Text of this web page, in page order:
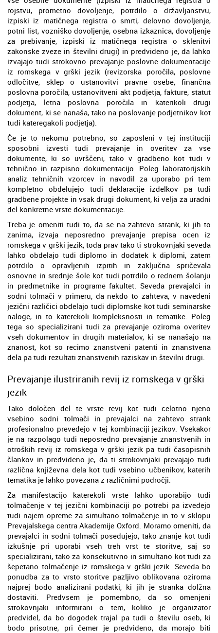
rojstvu, prometno dovoljenje, potrdilo o državljanstvu,
izpiski iz matičnega registra o smrti, delovno dovoljenje,
potni list, vozniško dovoljenje, osebna izkaznica, dovoljenje
za prebivanje, izpiski iz matičnega registra o sklenitvi
zakonske zveze in številni drugi) in predvideno je, da lahko
izvajajo tudi strokovno prevajanje poslovne dokumentacije
iz romskega v grški jezik (revizorska poročila, poslovne
odločitve, sklep o ustanovitvi pravne osebe, finančna
poslovna poročila, ustanovitveni akt podjetja, fakture, statut
podjetja, letna poslovna poročila in katerikoli drugi
dokument, ki se nanaša, tako na poslovanje podjetnikov kot
tudi kateregakoli podjetja).
Če je to nekomu potrebno, so zaposleni v tej instituciji
sposobni izvesti tudi prevajanje in overitev za vse
dokumente, ki so uvrščeni, tako v gradbeno kot tudi v
tehnično in razpisno dokumentacijo. Poleg laboratorijskih
analiz tehničnih vzorcev in navodil za uporabo pri tem
kompletno obdelujejo tudi deklaracije izdelkov pa tudi
gradbene projekte in vsak drugi dokument, ki velja za uradni
del konkretne vrste dokumentacije.
Treba je omeniti tudi to, da se na zahtevo strank, ki jih to
zanima, izvaja neposredno prevajanje prepisa ocen iz
romskega v grški jezik, toda prav tako ti strokovnjaki seveda
lahko obdelajo tudi diplomo in dodatek k diplomi, zatem
potrdilo o opravljenih izpitih in zaključna spričevala
osnovne in srednje šole kot tudi potrdilo o rednem šolanju
in predmetnike in programe fakultet. Seveda prevajalci in
sodni tolmači v primeru, da nekdo to zahteva, v navedeni
jezični različici obdelajo tudi diplomske kot tudi seminarske
naloge, in to katerekoli kompleksnosti in tematike. Poleg
tega so specializirani tudi za prevajanje oziroma overitev
vseh dokumentov in drugih materialov, ki se nanašajo na
znanost, kot so recimo znanstveni patenti in znanstvena
dela pa tudi rezultati znanstvenih raziskav in številni drugi.
Prevajanje ilustriranih revij iz romskega v grški
jezik
Tako določen del te vrste revij kot tudi celotno njeno
vsebino sodni tolmači in prevajalci na zahtevo strank
profesionalno prevedejo v tej kombinaciji jezikov. Vsekakor
je na razpolago tudi neposredno prevajanje znanstvenih in
otroških revij iz romskega v grški jezik pa tudi časopisnih
člankov in predvideno je, da ti strokovnjaki prevajajo tudi
različna književna dela kot tudi vsebino učbenikov, katerih
tematika je lahko povezana z različnimi področji.
Za manifestacijo katerekoli vrste lahko uporabijo tudi
tolmačenje v tej jezični kombinaciji po potrebi pa izvedejo
tudi najem opreme za simultano tolmačenje in to v sklopu
Prevajalskega centra Akademije Oxford. Moramo omeniti, da
prevajalci in sodni tolmači posedujejo, tako znanje kot tudi
izkušnje pri uporabi vseh treh vrst te storitve, saj so
specializirani, tako za konsekutivno in simultano kot tudi za
šepetano tolmačenje iz romskega v grški jezik. Seveda bo
ponudba za to vrsto storitve pazljivo oblikovana oziroma
najprej bodo analizirani podatki, ki jih je stranka dolžna
dostaviti. Predvsem je pomembno, da so omenjeni
strokovnjaki informirani o tem, koliko je organizator
predvidel, da bo dogodek trajal pa tudi o številu oseb, ki
bodo prisotne, pri čemer je predvideno, da morajo biti